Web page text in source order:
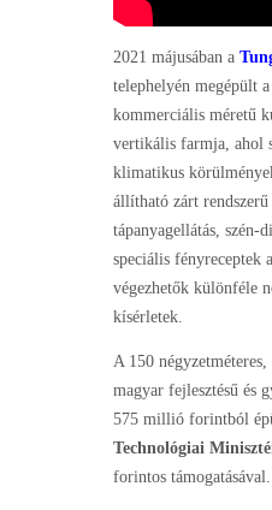
2021 májusában a
telephelyén megépült a
kommerciális méretű
vertikális farmja, ahol
klimatikus
állítható zárt rendszerű
tápanyagellátás, szén-
speciális fényreceptek
végezhetők különféle
kísérletek.
A 150 négyzetméteres,
magyar fejlesztésű és
575 millió forintból
Technológiai
forintos támogatásával.